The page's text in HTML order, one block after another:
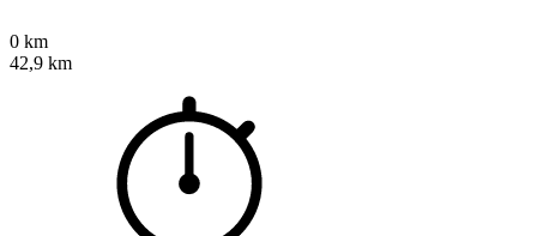
0 km
42,9 km